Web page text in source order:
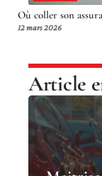
Où coller son
12 mars 2026
Article